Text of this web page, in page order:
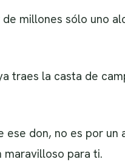
millones sólo uno
traes la casta de
don, no es por un
para ti.